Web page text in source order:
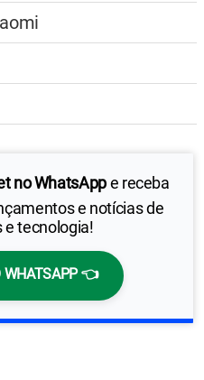
no WhatsAppe receba
e notícias de
e tecnologia!
WHATSAPP 👈